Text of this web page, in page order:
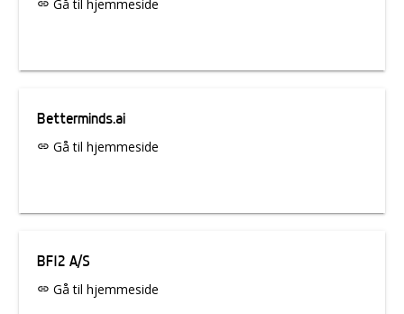
link Gå til hjemmeside
Betterminds.ai
link Gå til hjemmeside
BF12 A/S
link Gå til hjemmeside